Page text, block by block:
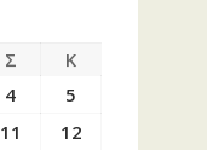
Σ
Κ
4
5
11
12